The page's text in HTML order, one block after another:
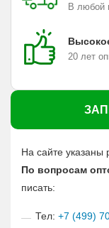
В любой
20 лет
На сайте указаны
По вопросам
писать:
Тел: +7 (499)